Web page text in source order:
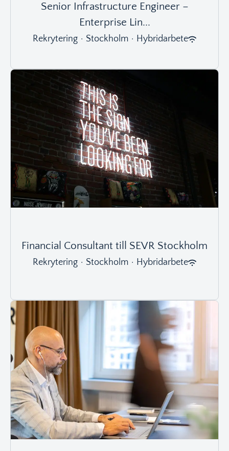
Senior Infrastructure Engineer –
Enterprise Lin...
Rekrytering · Stockholm · Hybridarbete
Financial Consultant till SEVR Stockholm
Rekrytering · Stockholm · Hybridarbete